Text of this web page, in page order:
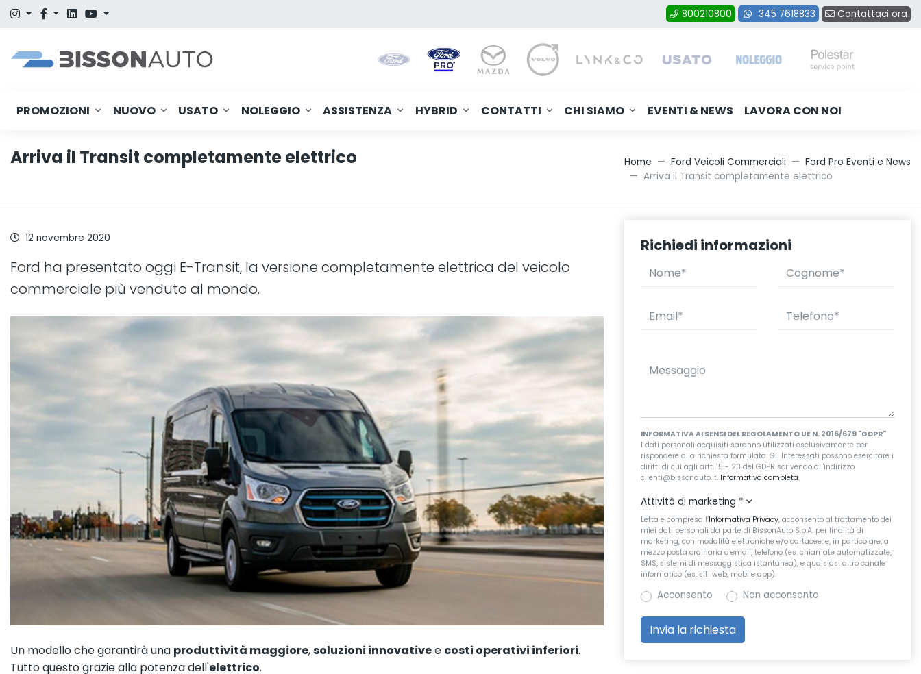
800210800 345 7618833 Contattaci ora
PROMOZIONI NUOVO USATO NOLEGGIO ASSISTENZA HYBRID CONTATTI CHI SIAMO EVENTI & NEWS LAVORA CON NOI
Arriva il Transit completamente elettrico Home Ford Veicoli Commerciali
Ford Pro Eventi e News
Arriva il Transit completamente elettrico
12 novembre 2020
Ford ha presentato oggi E-Transit, la versione completamente elettrica del veicolo
commerciale più venduto al mondo.
Un modello che garantirà una produttività maggiore,soluzioni innovativee costi operativi inferiori.
Tutto questo grazie alla potenza dell'elettrico.
Richiedi informazioni
INFORMATIVA AI SENSI DEL REGOLAMENTO UE N. 2016/679 "GDPR"
I dati personali acquisiti saranno utilizzati esclusivamente per
rispondere alla richiesta formulata. Gli Interessati possono esercitare i
diritti di cui agli artt. 15 - 23 del GDPR scrivendo all'indirizzo
clienti@bissonauto.it. Informativa completa.
Attività di marketing *
Letta e compresa l’Informativa Privacy, acconsento al trattamento dei
miei dati personali da parte di BissonAuto S.p.A. per finalità di
marketing, con modalità elettroniche e/o cartacee, e, in particolare, a
mezzo posta ordinaria o email, telefono (es. chiamate automatizzate,
SMS, sistemi di messaggistica istantanea), e qualsiasi altro canale
informatico (es. siti web, mobile app).
Acconsento Non acconsento